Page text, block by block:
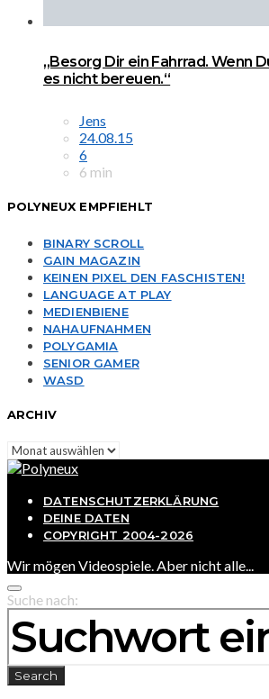
„Besorg Dir ein Fahrrad. Wenn
es nicht bereuen.“
Jens
24.08.15
6
6 min
POLYNEUX EMPFIEHLT
BINARY SCROLL
GAIN MAGAZIN
KEINEN PIXEL DEN FASCHISTEN!
LANGUAGE AT PLAY
MEDIENBIENE
NAHAUFNAHMEN
POLYGAMIA
SENIOR GAMER
WASD
ARCHIV
Archiv
DATENSCHUTZERKLÄRUNG
DEINE DATEN
COPYRIGHT 2004-2026
Wir mögen Videospiele. Aber nicht alle...
Suche nach:
Search